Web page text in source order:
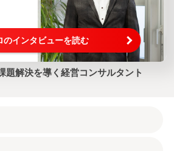
のインタビューを読む
題解決を導く経営コンサルタント